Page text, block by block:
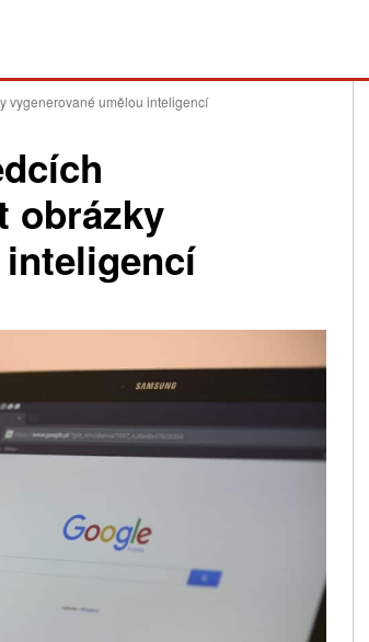
vygenerované umělou inteligencí
obrázky
inteligencí